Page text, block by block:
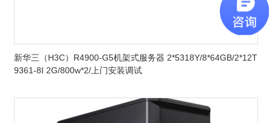
新华三（H3C）R4900-G5机架式服务器 2*5318Y/8*64GB/2*12T
9361-8I 2G/800w*2/上门安装调试